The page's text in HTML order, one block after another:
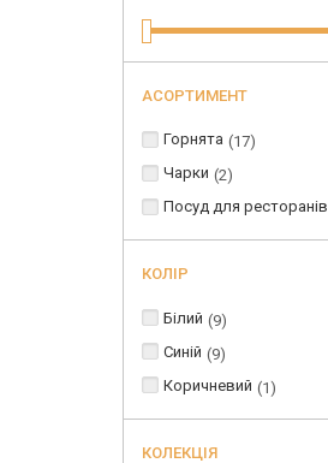
АСОРТИМЕНТ
Горнята
17
Чарки 2
Посуд для ресторанів
КОЛІР
Білий
9
Синій
9
Коричневий
1
КОЛЕКЦІЯ